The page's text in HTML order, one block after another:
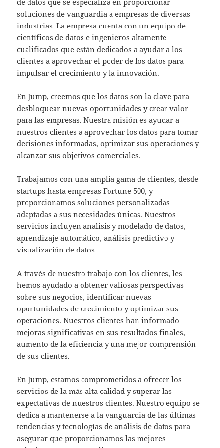
soluciones de vanguardia a empresas de diversas
industrias. La empresa cuenta con un equipo de
científicos de datos e ingenieros altamente
cualificados que están dedicados a ayudar a los
clientes a aprovechar el poder de los datos para
impulsar el crecimiento y la innovación.
En Jump, creemos que los datos son la clave para
desbloquear nuevas oportunidades y crear valor
para las empresas. Nuestra misión es ayudar a
nuestros clientes a aprovechar los datos para tomar
decisiones informadas, optimizar sus operaciones y
alcanzar sus objetivos comerciales.
Trabajamos con una amplia gama de clientes, desde
startups hasta empresas Fortune 500, y
proporcionamos soluciones personalizadas
adaptadas a sus necesidades únicas. Nuestros
servicios incluyen análisis y modelado de datos,
aprendizaje automático, análisis predictivo y
visualización de datos.
A través de nuestro trabajo con los clientes, les
hemos ayudado a obtener valiosas perspectivas
sobre sus negocios, identificar nuevas
oportunidades de crecimiento y optimizar sus
operaciones. Nuestros clientes han informado
mejoras significativas en sus resultados finales,
aumento de la eficiencia y una mejor comprensión
de sus clientes.
En Jump, estamos comprometidos a ofrecer los
servicios de la más alta calidad y superar las
expectativas de nuestros clientes. Nuestro equipo se
dedica a mantenerse a la vanguardia de las últimas
tendencias y tecnologías de análisis de datos para
asegurar que proporcionamos las mejores